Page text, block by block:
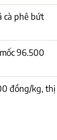
cà phê bứt
96.500
đồng/kg, thị